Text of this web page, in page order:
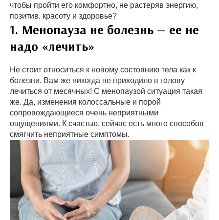
чтобы пройти его комфортно, не растеряв энергию,
позитив, красоту и здоровье?
1. Менопауза не болезнь — ее не
надо «лечить»
Не стоит относиться к новому состоянию тела как к
болезни. Вам же никогда не приходило в голову
лечиться от месячных! С менопаузой ситуация такая
же. Да, изменения колоссальные и порой
сопровождающиеся очень неприятными
ощущениями. К счастью, сейчас есть много способов
смягчить неприятные симптомы.